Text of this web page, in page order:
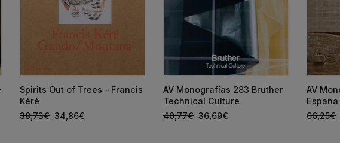
Spirits Out of Trees – Francis
Kéré
38,73€ 34,86€
AV Monografías 283 Bruther
Technical Culture
40,77€ 36,69€
AV
66,25€